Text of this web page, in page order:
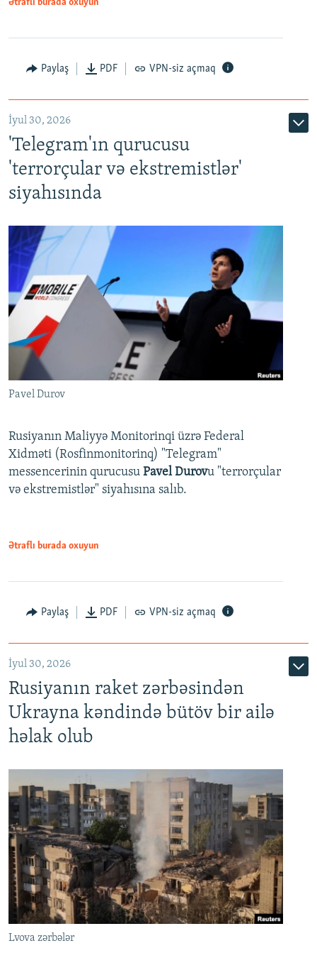
Ətraflı burada oxuyun
Paylaş PDF VPN-siz açmaq
İyul 30, 2026
'Telegram'ın qurucusu
'terrorçular və ekstremistlər'
siyahısında
Pavel Durov
Rusiyanın Maliyyə Monitorinqi üzrə Federal
Xidməti (Rosfinmonitorinq) "Telegram"
messencerinin qurucusu Pavel Durovu "terrorçular
və ekstremistlər" siyahısına salıb.
Ətraflı burada oxuyun
Paylaş PDF VPN-siz açmaq
İyul 30, 2026
Rusiyanın raket zərbəsindən
Ukrayna kəndində bütöv bir ailə
həlak olub
Lvova zərbələr